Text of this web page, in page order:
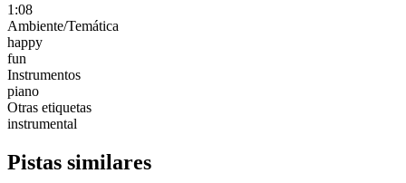
1:08
Ambiente/Temática
happy
fun
Instrumentos
piano
Otras etiquetas
instrumental
Pistas similares